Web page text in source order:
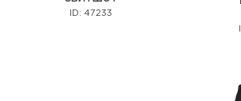
ID: 47233